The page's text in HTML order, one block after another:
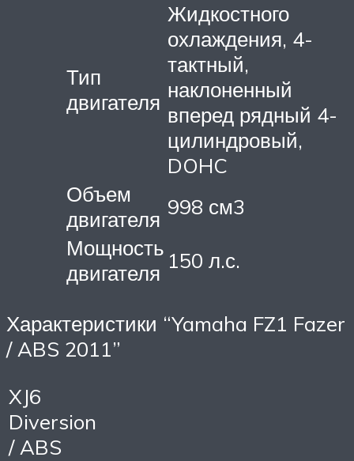
Тип
двигателя
Жидкостного
охлаждения, 4-
тактный,
наклоненный
вперед рядный 4-
цилиндровый,
DOHC
Объем
двигателя 998 см3
Мощность
двигателя 150 л.с.
Характеристики “Yamaha FZ1 Fazer
/ ABS 2011”
XJ6
Diversion
/ ABS